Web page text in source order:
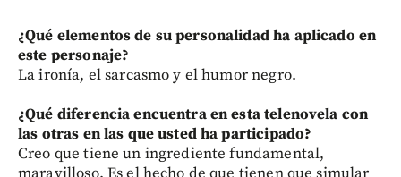
¿Qué elementos de su personalidad ha aplicado en
este personaje?
La ironía, el sarcasmo y el humor negro.
¿Qué diferencia encuentra en esta telenovela con
las otras en las que usted ha participado?
Creo que tiene un ingrediente fundamental,
maravilloso. Es el hecho de que tienen que simular